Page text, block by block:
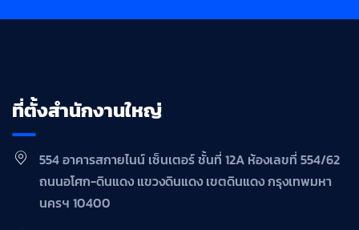
ที่ตั้งสำนักงานใหญ่
554 อาคารสกายไนน์ เซ็นเตอร์ ชั้นที่ 12A ห้องเลขที่ 554/62
ถนนอโศก-ดินแดง แขวงดินแดง เขตดินแดง กรุงเทพมหา
นครฯ 10400